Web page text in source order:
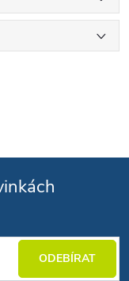
ODEBÍRAT